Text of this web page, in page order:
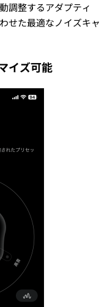
調整するアダプティ
せた最適なノイズキャ
イズ可能